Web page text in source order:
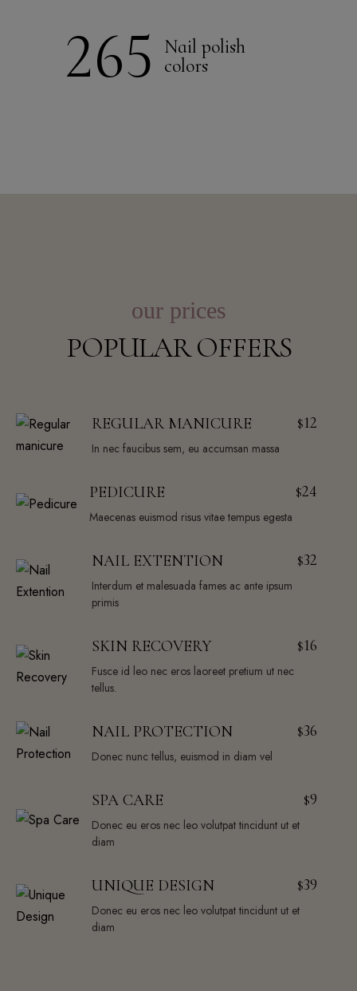
265
Nail polish
colors
our prices
POPULAR OFFERS
REGULAR MANICURE $12
In nec faucibus sem, eu accumsan massa
PEDICURE $24
Maecenas euismod risus vitae tempus egesta
NAIL EXTENTION $32
Interdum et malesuada fames ac ante ipsum
primis
SKIN RECOVERY $16
Fusce id leo nec eros laoreet pretium ut nec
tellus.
NAIL PROTECTION $36
Donec nunc tellus, euismod in diam vel
SPA CARE $9
Donec eu eros nec leo volutpat tincidunt ut et
diam
UNIQUE DESIGN $39
Donec eu eros nec leo volutpat tincidunt ut et
diam